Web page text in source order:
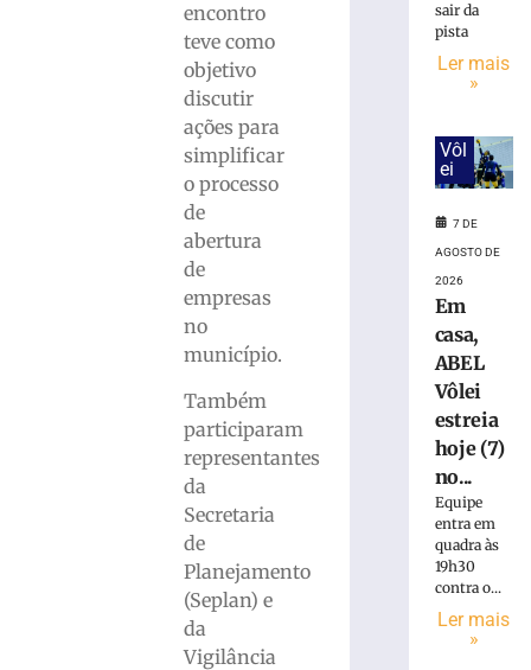
encontro
teve como
objetivo
discutir
ações para
simplificar
o processo
de
abertura
de
empresas
no
município.
Também
participaram
representantes
da
Secretaria
de
Planejamento
(Seplan) e
da
Vigilância
julgamento
jogos
Polícia
Federal
indicia
pessoas
queda
sair da
pista
Ler mais
»
Vôl
ei
7 DE
AGOSTO DE
2026
Em
casa,
ABEL
Vôlei
estreia
hoje (7)
no...
Equipe
entra em
quadra às
19h30
contra o...
Ler mais
»